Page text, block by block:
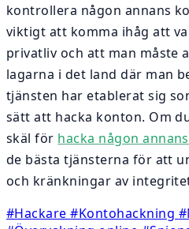
kontrollera någon annans
viktigt att komma ihåg att
privatliv och att man måste
lagarna i det land där man
tjänsten har etablerat sig
sätt att hacka konton. Om
skäl för hacka någon
de bästa tjänsterna för att
och kränkningar av
#Hackare#Kontohackning